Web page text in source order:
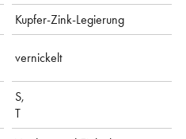
Kupfer-Zink-Legierung
vernickelt
S,
T